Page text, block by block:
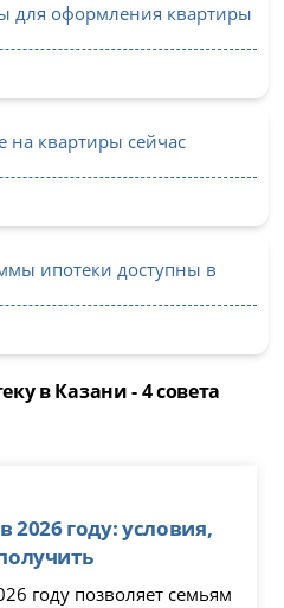
для оформления квартиры
на квартиры сейчас
ипотеки доступны в
в Казани - 4 совета
2026 году: условия,
году позволяет семьям